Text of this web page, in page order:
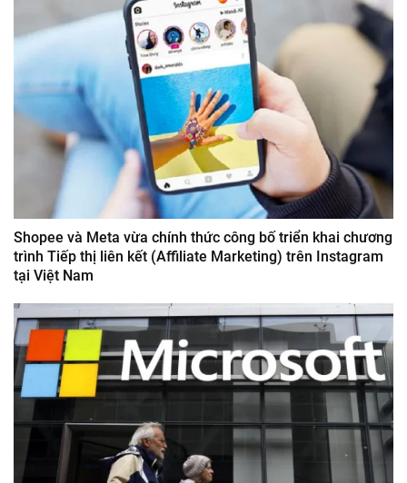
Shopee và Meta vừa chính thức công bố triển khai chương
trình Tiếp thị liên kết (Affiliate Marketing) trên Instagram
tại Việt Nam